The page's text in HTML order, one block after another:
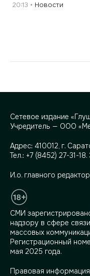
20:13 Новости
Сетевое издание
Учредитель — ООО
Адрес: 410012, г.
Тел.: +7 (8452) 27-31-18.
И.о. главного
СМИ
надзору в сфере
массовых
Регистрационный
мая 2025 года.
Правовая информация